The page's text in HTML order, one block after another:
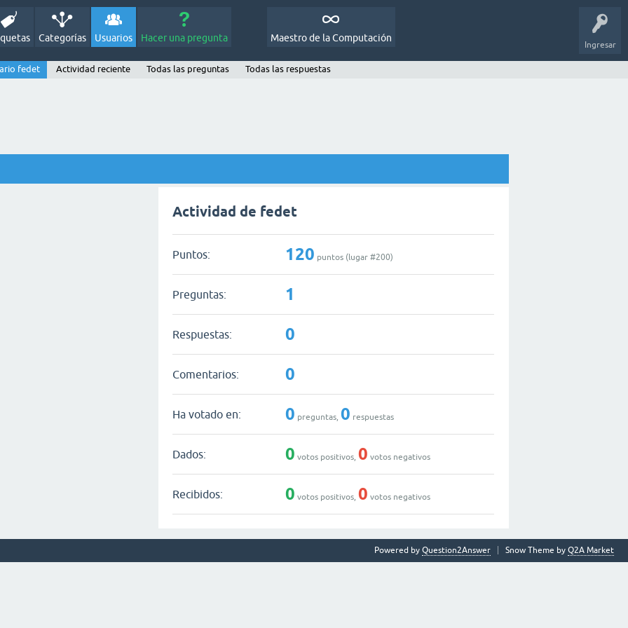
Ingresar
Categorías Usuarios Hacer una pregunta Maestro de la Computación
fedet Actividad reciente Todas las preguntas Todas las respuestas
Actividad de fedet
Puntos: 120 puntos (lugar #200)
Preguntas: 1
Respuestas: 0
Comentarios: 0
Ha votado en: 0 preguntas,0 respuestas
Dados: 0 votos positivos,0 votos negativos
Recibidos: 0 votos positivos,0 votos negativos
Snow Theme by Q2A Market
Powered by Question2Answer